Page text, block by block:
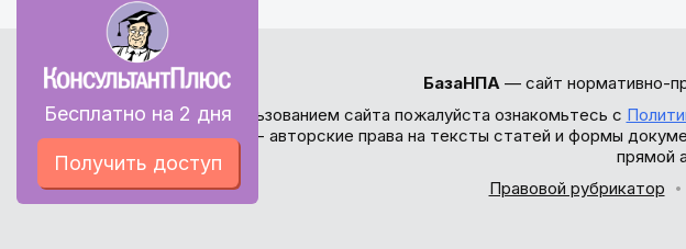
Бесплатно на 2 дня
Получить доступ
БазаНПА— сайт нормативно-
Перед использованием сайта пожалуйста ознакомьтесь с
внимание - авторские права на тексты статей и формы
прямой
Правовой рубрикатор